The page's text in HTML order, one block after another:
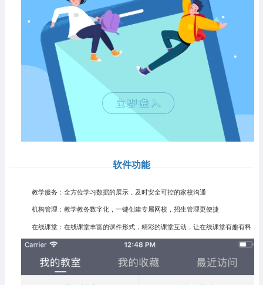
软件功能
教学服务：全方位学习数据的展示，及时安全可控的家校沟通
机构管理：教学教务数字化，一键创建专属网校，招生管理更便捷
在线课堂：在线课堂丰富的课件形式，精彩的课堂互动，让在线课堂有趣有料